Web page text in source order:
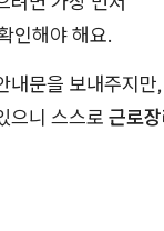
인해야 해요.
내문을 보내주지만,
으니 스스로 근로